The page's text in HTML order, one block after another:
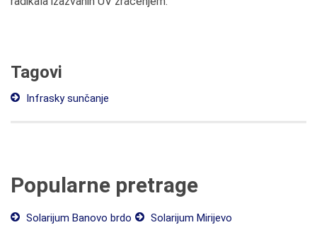
Tagovi
Infrasky sunčanje
Popularne pretrage
Solarijum Banovo brdo
Solarijum Mirijevo